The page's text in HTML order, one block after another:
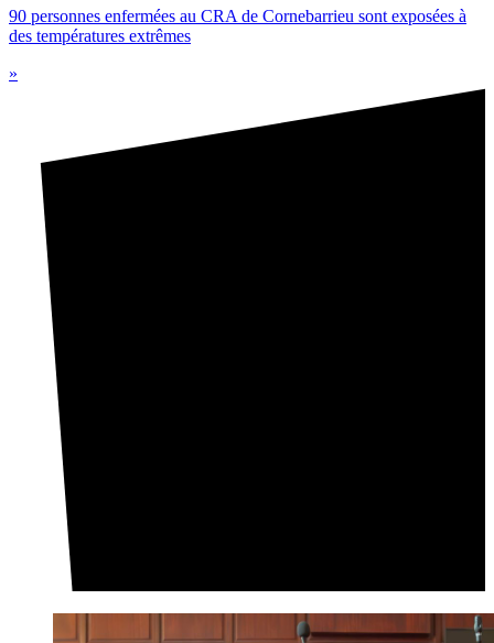
90 personnes enfermées au CRA de Cornebarrieu sont exposées à
des températures extrêmes
»